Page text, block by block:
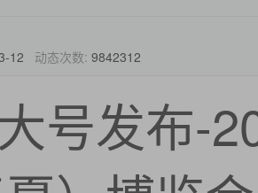
12 动态次数: 9842312
大号发布-